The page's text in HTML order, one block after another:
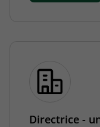
Directrice -